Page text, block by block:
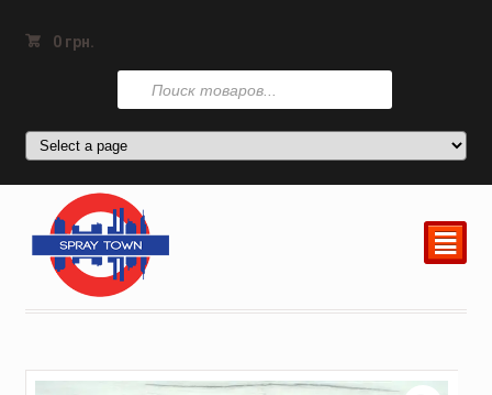
0 грн.
Поиск
товаров
²